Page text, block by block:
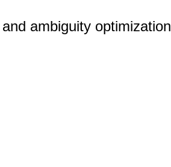
ambiguity optimization